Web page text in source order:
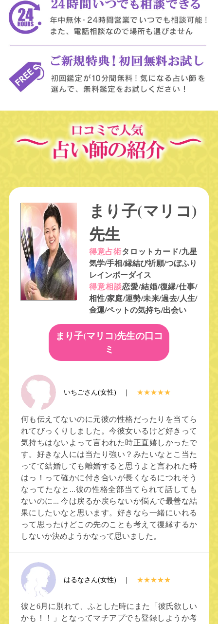
まり子(マリコ)
先生
得意占術タロットカード/九星
気学/手相/縁結び祈願/つぼふり
レインボーダイス
得意相談恋愛/結婚/復縁/仕事/
相性/家庭/運勢/未来/過去/人生/
金運/ペットの気持ち/出会い
まり子(マリコ)先生の口コ
ミ
いちごさん(女性) ｜ ★★★★★
何も伝えてないのに元彼の性格だったりを当てら
れてびっくりしました。今彼女いるけど好きって
気持ちはないよって言われた時正直嬉しかったで
す。好きな人には当たり強い？みたいなとこ当た
ってて結婚しても離婚すると思うよと言われた時
はっ！って確かに付き合いが長くなるにつれそう
なってたなと...彼の性格全部当てられて話しても
ないのに... 今は戻るか戻らないか悩んで最善な結
果にしたいなと思います。好きなら一緒にいれる
って思ったけどこの先のことも考えて復縁するか
しないか決めようかなって思いました。
はるなさん(女性) ｜ ★★★★★
彼と6月に別れて、ふとした時にまた「彼氏欲しい
かも！！」となってマチアプでも登録しようか考